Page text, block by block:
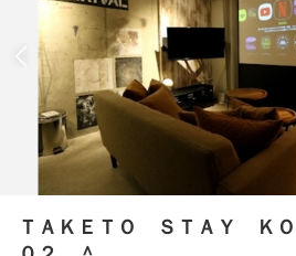
ＴＡＫＥＴＯ ＳＴＡＹ Ｋ